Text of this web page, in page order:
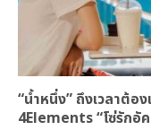
“น้ำหนึ่ง” ถึงเวลาต้
4Elements “โซ่รักอัค